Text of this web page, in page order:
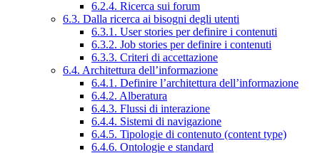
6.2.4. Ricerca sui forum
6.3. Dalla ricerca ai bisogni degli utenti
6.3.1. User stories per definire i contenuti
6.3.2. Job stories per definire i contenuti
6.3.3. Criteri di accettazione
6.4. Architettura dell’informazione
6.4.1. Definire l’architettura dell’informazione
6.4.2. Alberatura
6.4.3. Flussi di interazione
6.4.4. Sistemi di navigazione
6.4.5. Tipologie di contenuto (content type)
6.4.6. Ontologie e standard